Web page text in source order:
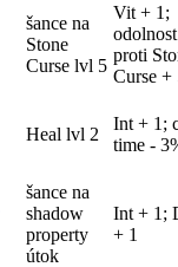
šance na
Stone
Curse lvl 5
Vit + 1;
odolnost
proti
Curse +
Heal lvl 2
Int + 1;
time -
šance na
shadow
property
útok
Int + 1;
+ 1